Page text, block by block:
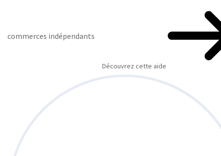
commerces indépendants
Découvrez cette aide